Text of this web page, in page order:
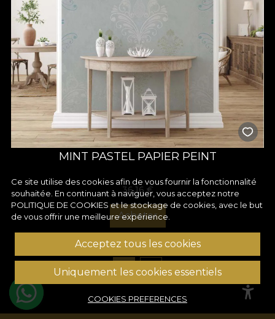
MINT PASTEL PAPIER PEINT
36,16 €
Acheter
1 2
Ce site utilise des cookies afin de vous fournir la fonctionnalité
souhaitée. En continuant à naviguer, vous acceptez notre
POLITIQUE DE COOKIESet le stockage de cookies, avec le but
de vous offrir une meilleure expérience.
Acceptez tous les cookies
Uniquement les cookies essentiels
COOKIES PREFERENCES